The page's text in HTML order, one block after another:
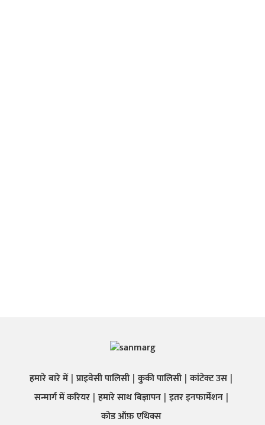
हमारे बारे में प्राइवेसी पालिसी कुकी पालिसी कांटेक्ट उस
सन्मार्ग में करियर हमारे साथ बिज्ञापन इतर इनफार्मेशन
कोड ऑफ़ एथिक्स